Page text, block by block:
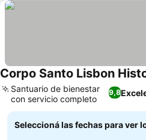
Corpo Santo Lisbon
9,8
Santuario de bienestar
con servicio completo
Seleccioná las fechas para ver